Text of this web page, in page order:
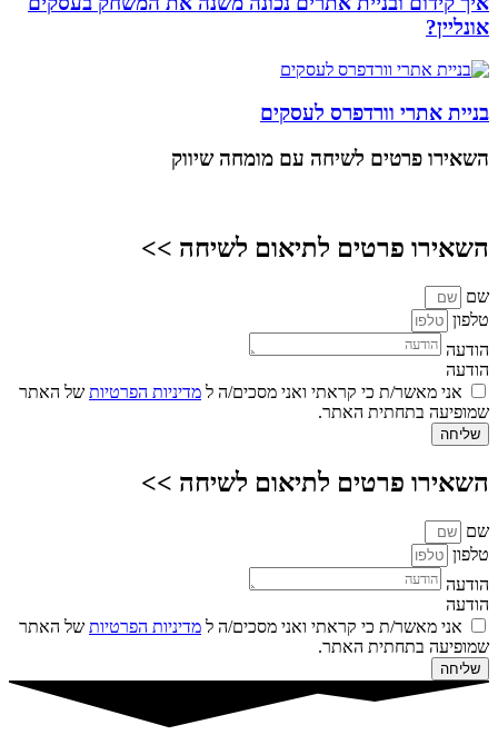
אונליין?
בניית אתרי וורדפרס לעסקים
השאירו פרטים לשיחה עם מומחה שיווק
השאירו פרטים לתיאום לשיחה >>
שם
טלפון
הודעה
הודעה
אני מאשר/ת כי קראתי ואני מסכים/ה ל מדיניות הפרטיות של האתר
שמופיעה בתחתית האתר.
שליחה
השאירו פרטים לתיאום לשיחה >>
שם
טלפון
הודעה
הודעה
אני מאשר/ת כי קראתי ואני מסכים/ה ל מדיניות הפרטיות של האתר
שמופיעה בתחתית האתר.
שליחה